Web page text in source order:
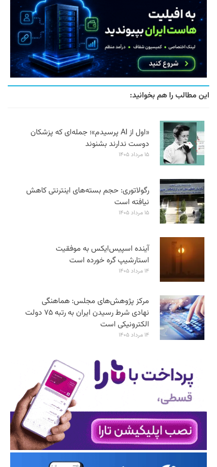
این مطالب را هم بخوانید:
«اول از AI پرسیدم»؛ جمله‌ای که پزشکان
دوست ندارند بشنوند
۱۵ مرداد ۱۴۰۵
رگولاتوری: حجم بسته‌های اینترنتی کاهش
نیافته است
۱۵ مرداد ۱۴۰۵
آینده اسپیس‌ایکس به موفقیت
استارشیپ گره خورده است
۱۴ مرداد ۱۴۰۵
مرکز پژوهش‌های مجلس: هماهنگی
نهادی شرط رسیدن ایران به رتبه ۷۵ دولت
الکترونیکی است
۱۴ مرداد ۱۴۰۵